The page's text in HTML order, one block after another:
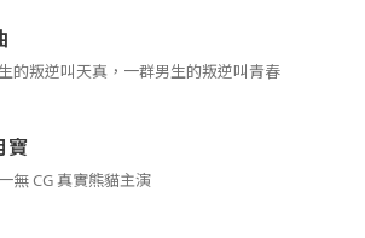
的叛逆叫天真，一群男生的叛逆叫青春
寶
無 CG 真實熊貓主演